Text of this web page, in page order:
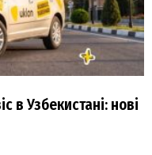
в Узбекистані: нові